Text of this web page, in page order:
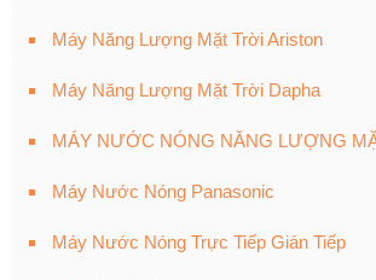
Máy Năng Lượng Mặt Trời Ariston
Máy Năng Lượng Mặt Trời Dapha
MÁY NƯỚC NÓNG NĂNG LƯỢNG
Máy Nước Nóng Panasonic
Máy Nước Nóng Trực Tiếp Gián Tiếp